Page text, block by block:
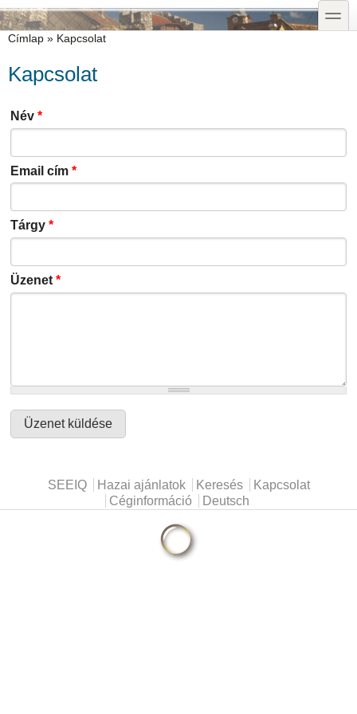
Ugrás a tartalomra
Skip to search
toggle
Jelenlegi hely
Címlap » Kapcsolat
Kapcsolat
Név*
Email cím*
Tárgy*
Üzenet*
SEEIQ Hazai ajánlatok Keresés
Kapcsolat
Céginformáció
Deutsch